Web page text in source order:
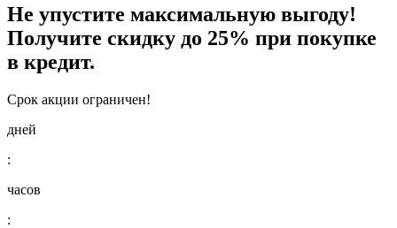
Не упустите максимальную выгоду!
Получите скидку до 25% при покупке
в кредит.
Срок акции ограничен!
дней
:
часов
: